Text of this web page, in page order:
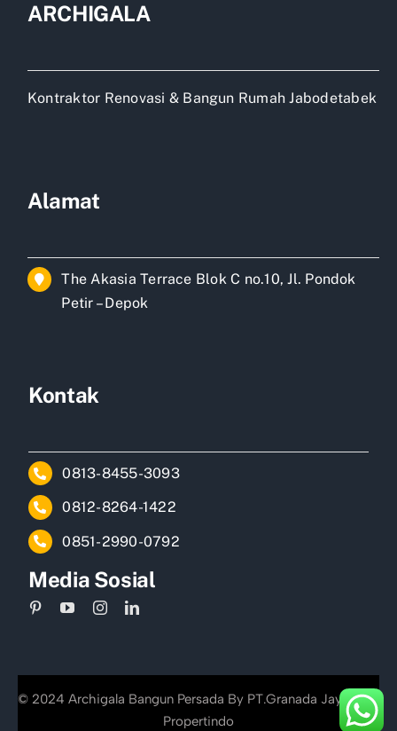
ARCHIGALA
Kontraktor Renovasi & Bangun Rumah Jabodetabek
Alamat
The Akasia Terrace Blok C no.10, Jl. Pondok
Petir – Depok
Kontak
0813-8455-3093
0812-8264-1422
0851-2990-0792
Media Sosial
© 2024 Archigala Bangun Persada By PT.Granada Jayakarta
Propertindo